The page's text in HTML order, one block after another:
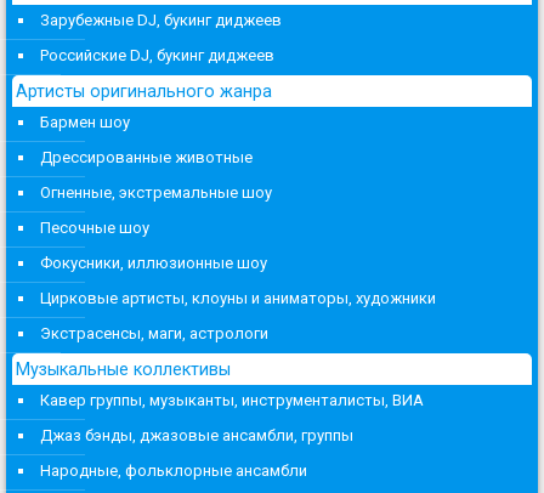
Зарубежные DJ, букинг диджеев
Российские DJ, букинг диджеев
Артисты оригинального жанра
Бармен шоу
Дрессированные животные
Огненные, экстремальные шоу
Песочные шоу
Фокусники, иллюзионные шоу
Цирковые артисты, клоуны и аниматоры, художники
Экстрасенсы, маги, астрологи
Музыкальные коллективы
Кавер группы, музыканты, инструменталисты, ВИА
Джаз бэнды, джазовые ансамбли, группы
Народные, фольклорные ансамбли